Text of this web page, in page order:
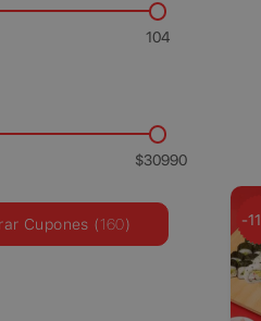
104
$30990
Cupones (160) -